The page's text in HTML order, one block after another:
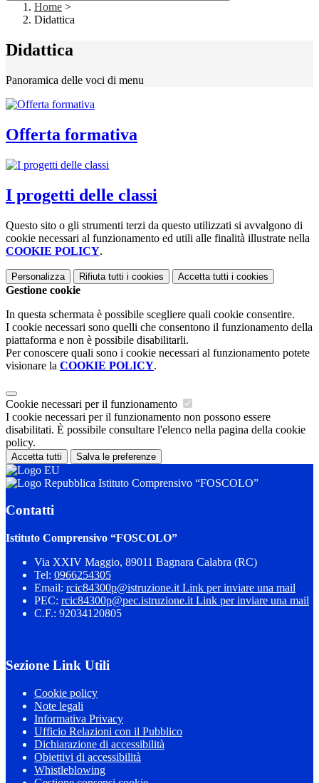
Home >
Didattica
Didattica
Panoramica delle voci di menu
Offerta formativa
I progetti delle classi
Questo sito o gli strumenti terzi da questo utilizzati si avvalgono di
cookie necessari al funzionamento ed utili alle finalità illustrate nella
COOKIE POLICY.
Personalizza Rifiuta tutti i cookies Accetta tutti i cookies
Gestione cookie
In questa schermata è possibile scegliere quali cookie consentire.
I cookie necessari sono quelli che consentono il funzionamento della
piattaforma e non è possibile disabilitarli.
Per conoscere quali sono i cookie necessari al funzionamento potete
visionare la COOKIE POLICY.
Cookie necessari per il funzionamento
I cookie necessari per il funzionamento non possono essere
disabilitati. È possibile consultare l'elenco nella pagina della cookie
policy.
Accetta tutti Salva le preferenze
Istituto Comprensivo “FOSCOLO”
Contatti
Istituto Comprensivo “FOSCOLO”
Via XXIV Maggio, 89011 Bagnara Calabra (RC)
Tel: 0966254305
Email: rcic84300p@istruzione.it Link per inviare una mail
PEC: rcic84300p@pec.istruzione.it Link per inviare una mail
C.F.: 92034120805
Sezione Link Utili
Cookie policy
Note legali
Informativa Privacy
Ufficio Relazioni con il Pubblico
Dichiarazione di accessibilità
Obiettivi di accessibilità
Whistleblowing